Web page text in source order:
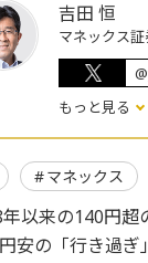
吉田 恒
マネックス
もっと見る
マネックス
年以来の140円超
安の「行き過ぎ